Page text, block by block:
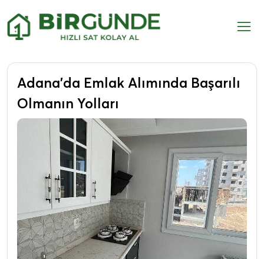
Adana’da Emlak Alımında Başarılı
Olmanın Yolları